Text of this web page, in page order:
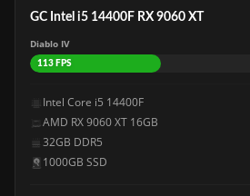
GC Intel i5 14400F RX 9060 XT
Diablo IV
113 FPS
Intel Core i5 14400F
AMD RX 9060 XT 16GB
32GB DDR5
1000GB SSD